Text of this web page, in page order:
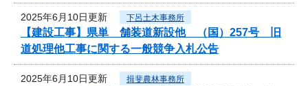
2025年6月10日更新 下呂土木事務所
【建設工事】県単 舗装道新設他 （国）257号 旧
道処理他工事に関する一般競争入札公告
2025年6月10日更新 揖斐農林事務所